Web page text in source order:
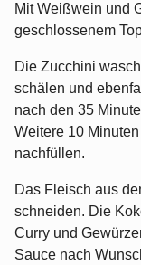
Mit Weißwein und
geschlossenem
Die Zucchini
schälen und
nach den 35
Weitere 10
nachfüllen.
Das Fleisch aus
schneiden. Die
Curry und
Sauce nach